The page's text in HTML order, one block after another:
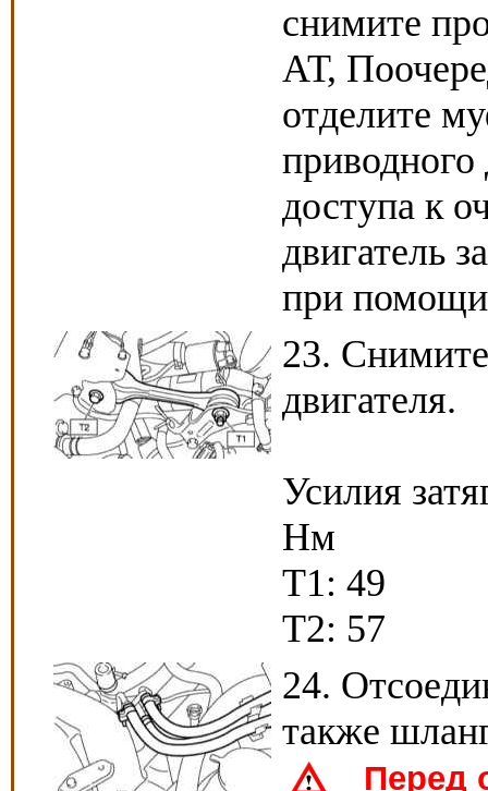
снимите
АТ,
отделите
доступа к
двигатель
при
23.
двигателя.
Усилия
Нм
Т1: 49
Т2: 57
24.
также
Перед